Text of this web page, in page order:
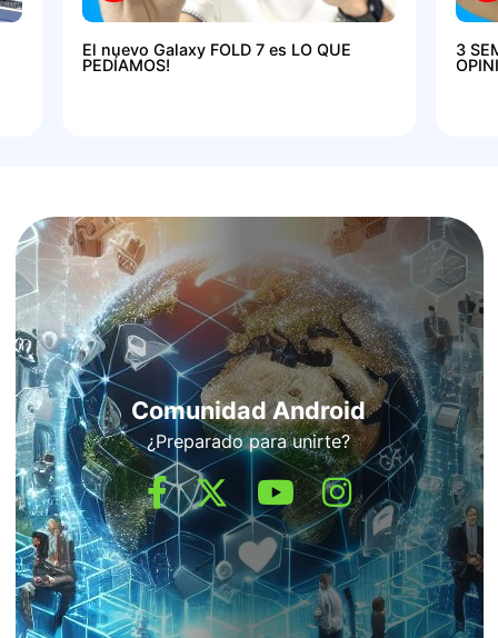
El nuevo Galaxy FOLD 7 es LO QUE
PEDÍAMOS!
3
Comunidad Android
¿Preparado para unirte?